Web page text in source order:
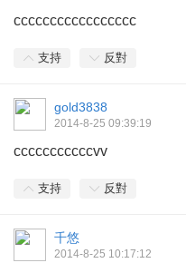
ccccccccccccccccc
支持 反對
gold3838
2014-8-25 09:39:19
cccccccccccvv
支持 反對
千悠
2014-8-25 10:17:12